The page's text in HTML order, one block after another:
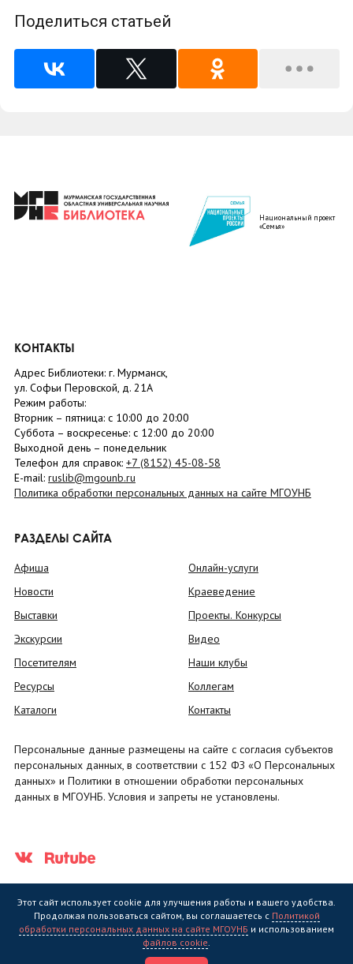
Поделиться статьей
Национальный проект
«Семья»
КОНТАКТЫ
Адрес Библиотеки: г. Мурманск,
ул. Софьи Перовской, д. 21А
Режим работы:
Вторник – пятница: с 10:00 до 20:00
Суббота – воскресенье: c 12:00 до 20:00
Выходной день – понедельник
Телефон для справок: +7 (8152) 45-08-58
E-mail: ruslib@mgounb.ru
Политика обработки персональных данных на сайте МГОУНБ
РАЗДЕЛЫ САЙТА
Афиша
Новости
Выставки
Экскурсии
Посетителям
Ресурсы
Каталоги
Онлайн-услуги
Краеведение
Проекты. Конкурсы
Видео
Наши клубы
Коллегам
Контакты
Персональные данные размещены на сайте с согласия субъектов
персональных данных, в соответствии с 152 ФЗ «О Персональных
данных» и Политики в отношении обработки персональных
данных в МГОУНБ. Условия и запреты не установлены.
Государственное областное бюджетное учреждение культуры
Этот сайт использует cookie для улучшения работы и вашего удобства.
Продолжая пользоваться сайтом, вы соглашаетесь с Политикой
обработки персональных данных на сайте МГОУНБ и использованием
файлов cookie.